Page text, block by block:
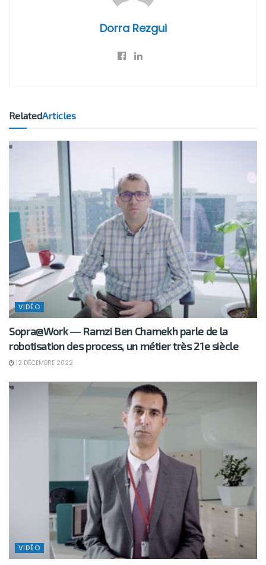
Dorra Rezgui
RelatedArticles
VIDÉO
Sopra@Work ― Ramzi Ben Chamekh parle de la
robotisation des process, un métier très 21e siècle
12 DÉCEMBRE 2022
VIDÉO